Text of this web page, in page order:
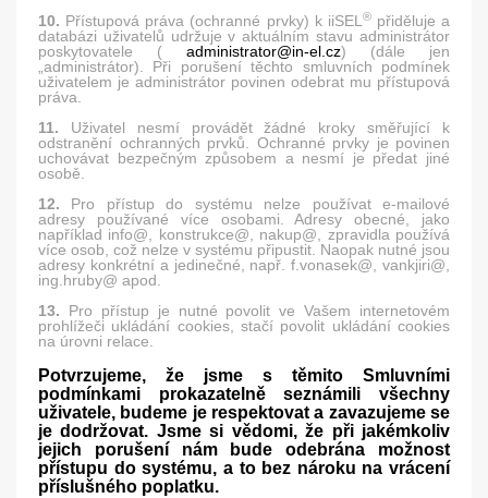
10. Přístupová práva (ochranné prvky) k iiSEL®přiděluje a
databázi uživatelů udržuje v aktuálním stavu administrátor
poskytovatele ( administrator@in-el.cz) (dále jen
„administrátor). Při porušení těchto smluvních podmínek
uživatelem je administrátor povinen odebrat mu přístupová
práva.
11. Uživatel nesmí provádět žádné kroky směřující k
odstranění ochranných prvků. Ochranné prvky je povinen
uchovávat bezpečným způsobem a nesmí je předat jiné
osobě.
12. Pro přístup do systému nelze používat e-mailové
adresy používané více osobami. Adresy obecné, jako
například info@, konstrukce@, nakup@, zpravidla používá
více osob, což nelze v systému připustit. Naopak nutné jsou
adresy konkrétní a jedinečné, např. f.vonasek@, vankjiri@,
ing.hruby@ apod.
13. Pro přístup je nutné povolit ve Vašem internetovém
prohlížeči ukládání cookies, stačí povolit ukládání cookies
na úrovni relace.
Potvrzujeme, že jsme s těmito Smluvními
podmínkami prokazatelně seznámili všechny
uživatele, budeme je respektovat a zavazujeme se
je dodržovat. Jsme si vědomi, že při jakémkoliv
jejich porušení nám bude odebrána možnost
přístupu do systému, a to bez nároku na vrácení
příslušného poplatku.